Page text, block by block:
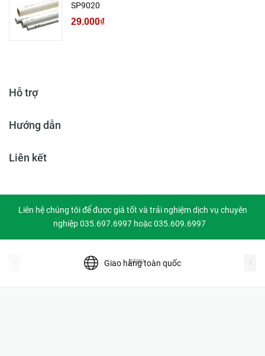
SP9020
29.000₫
Hỗ trợ
Hướng dẫn
Liên kết
Liên hệ chúng tôi để được giá tốt và trải nghiệm dịch vụ chuyên
nghiệp 035.697.6997 hoặc 035.609.6997
Giao hàng toàn quốc
prev